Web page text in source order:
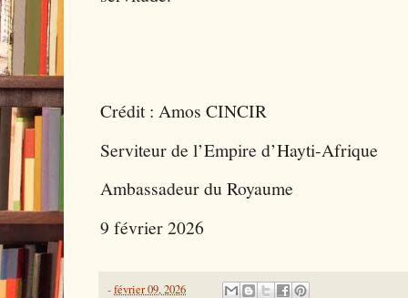
Crédit : Amos CINCIR
Serviteur de l’Empire d’Hayti-Afrique
Ambassadeur du Royaume
9 février 2026
-février 09, 2026